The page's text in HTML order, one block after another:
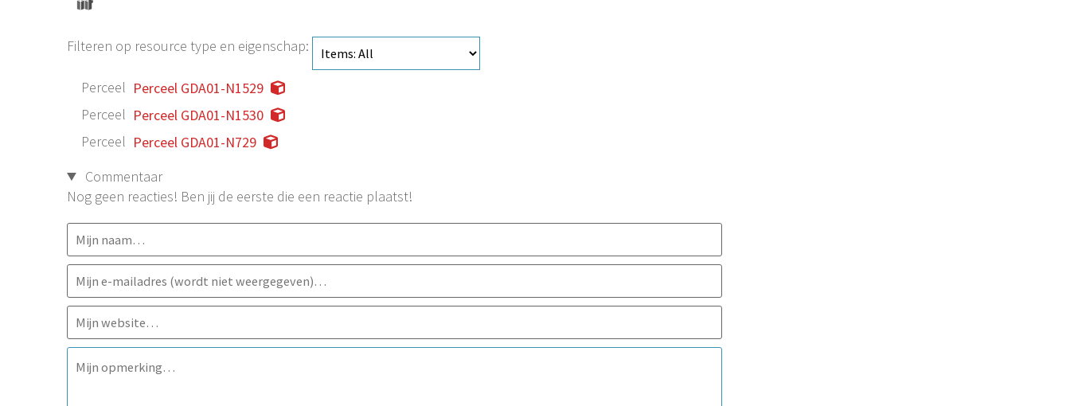
Filteren op resource type en eigenschap:
Perceel Perceel GDA01-N1529
Perceel Perceel GDA01-N1530
Perceel Perceel GDA01-N729
Commentaar
Nog geen reacties! Ben jij de eerste die een reactie plaatst!